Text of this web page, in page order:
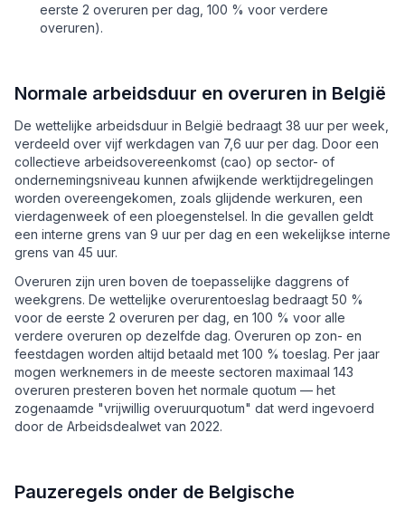
eerste 2 overuren per dag, 100 % voor verdere
overuren).
Normale arbeidsduur en overuren in België
De wettelijke arbeidsduur in België bedraagt 38 uur per week,
verdeeld over vijf werkdagen van 7,6 uur per dag. Door een
collectieve arbeidsovereenkomst (cao) op sector- of
ondernemingsniveau kunnen afwijkende werktijdregelingen
worden overeengekomen, zoals glijdende werkuren, een
vierdagenweek of een ploegenstelsel. In die gevallen geldt
een interne grens van 9 uur per dag en een wekelijkse interne
grens van 45 uur.
Overuren zijn uren boven de toepasselijke daggrens of
weekgrens. De wettelijke overurentoeslag bedraagt 50 %
voor de eerste 2 overuren per dag, en 100 % voor alle
verdere overuren op dezelfde dag. Overuren op zon- en
feestdagen worden altijd betaald met 100 % toeslag. Per jaar
mogen werknemers in de meeste sectoren maximaal 143
overuren presteren boven het normale quotum — het
zogenaamde "vrijwillig overuurquotum" dat werd ingevoerd
door de Arbeidsdealwet van 2022.
Pauzeregels onder de Belgische